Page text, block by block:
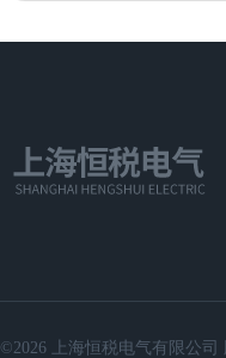
©2026 上海恒税电气有限公司